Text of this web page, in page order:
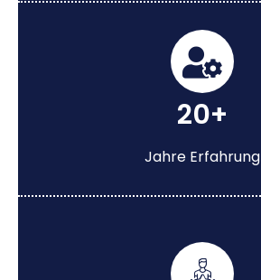
20+
Jahre Erfahrung